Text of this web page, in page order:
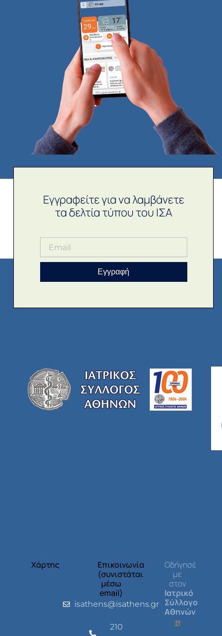
Εγγραφείτε για να λαμβάνετε
τα δελτία τύπου του ΙΣΑ
Εγγραφή
Χάρτης
Επικοινωνία
(συνιστάται
μέσω
email)
isathens@isathens.gr
210
Οδήγησέ
με
στον
Ιατρικό
Σύλλογο
Αθηνών